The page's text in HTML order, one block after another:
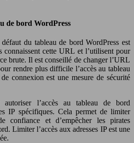
de bord WordPress
du tableau de bord WordPress est
cette URL et l’utilisent pour
brute. Il est conseillé de changer l’URL
rendre plus difficile l’accès au tableau
connexion est une mesure de sécurité
autoriser l’accès au tableau de bord
IP spécifiques. Cela permet de limiter
confiance et d’empêcher les pirates
Limiter l’accès aux adresses IP est une